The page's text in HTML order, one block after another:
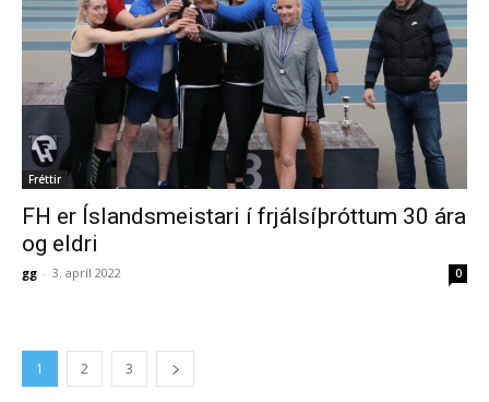
Fréttir
FH er Íslandsmeistari í frjálsíþróttum 30 ára
og eldri
gg - 3. apríl 2022 0
1 2 3